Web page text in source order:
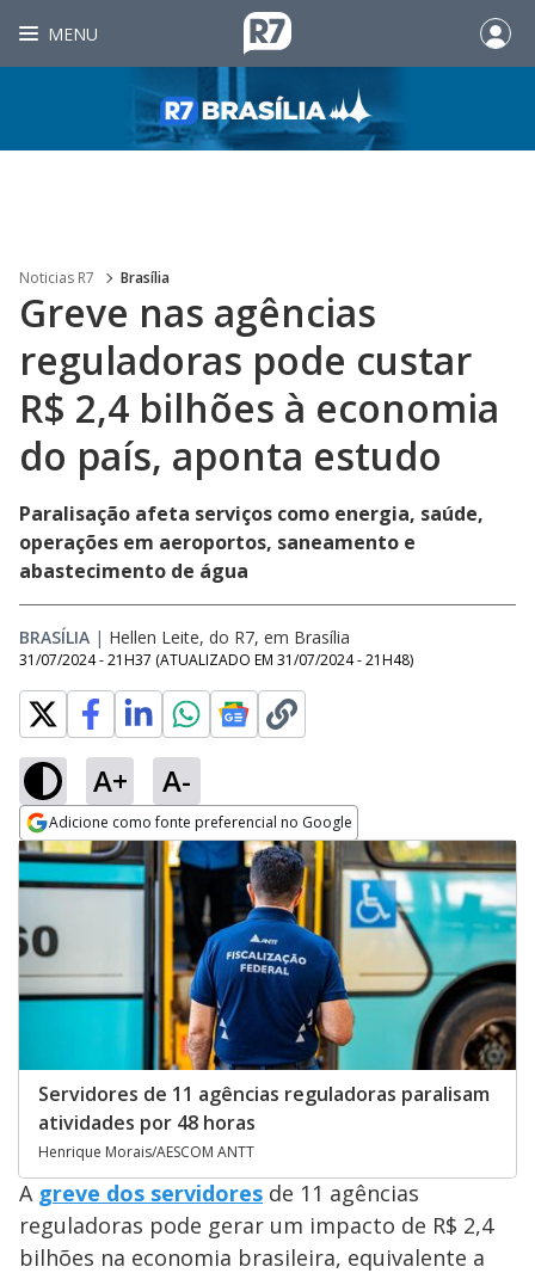
MENU
Noticias R7 Brasília
Greve nas agências
reguladoras pode custar
R$ 2,4 bilhões à economia
do país, aponta estudo
Paralisação afeta serviços como energia, saúde,
operações em aeroportos, saneamento e
abastecimento de água
BRASÍLIA | Hellen Leite, do R7, em Brasília
31/07/2024 - 21H37 (ATUALIZADO EM 31/07/2024 - 21H48)
A+ A-
Adicione como fonte preferencial no Google
Opens in new window
Servidores de 11 agências reguladoras paralisam
atividades por 48 horas
Henrique Morais/AESCOM ANTT
A greve dos servidores de 11 agências
reguladoras pode gerar um impacto de R$ 2,4
bilhões na economia brasileira, equivalente a